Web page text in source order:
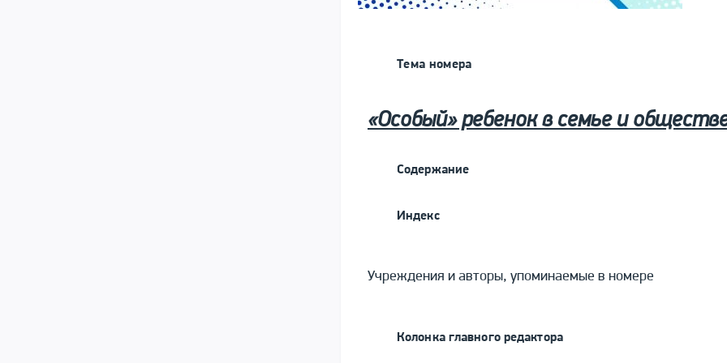
Тема номера
«Особый» ребенок в семье и
Содержание
Индекс
Учреждения и авторы, упоминаемые в номере
Колонка главного редактора